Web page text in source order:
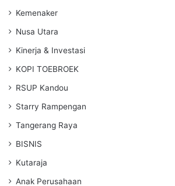
Kemenaker
Nusa Utara
Kinerja & Investasi
KOPI TOEBROEK
RSUP Kandou
Starry Rampengan
Tangerang Raya
BISNIS
Kutaraja
Anak Perusahaan